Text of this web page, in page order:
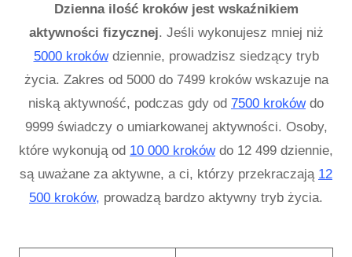
Dzienna ilość kroków jest wskaźnikiem
aktywności fizycznej. Jeśli wykonujesz mniej niż
5000 krokówdziennie, prowadzisz siedzący tryb
życia. Zakres od 5000 do 7499 kroków wskazuje na
niską aktywność, podczas gdy od 7500 krokówdo
9999 świadczy o umiarkowanej aktywności. Osoby,
które wykonują od 10 000 krokówdo 12 499 dziennie,
są uważane za aktywne, a ci, którzy przekraczają 12
500 kroków, prowadzą bardzo aktywny tryb życia.